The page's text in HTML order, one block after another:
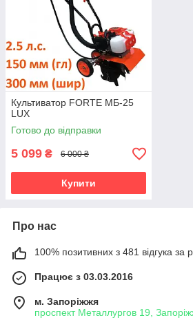
Культиватор FORTE МБ-25
LUX
Готово до відправки
5 099 ₴ 6 000 ₴
Купити
Про нас
100% позитивних з 481 відгука за
Працює з 03.03.2016
м. Запоріжжя
проспект Металлургов 19,